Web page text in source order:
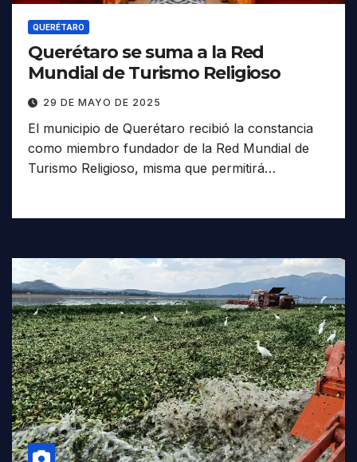
QUERÉTARO
Querétaro se suma a la Red
Mundial de Turismo Religioso
29 DE MAYO DE 2025
El municipio de Querétaro recibió la constancia
como miembro fundador de la Red Mundial de
Turismo Religioso, misma que permitirá…